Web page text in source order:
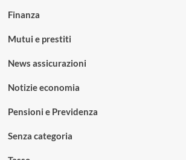
Finanza
Mutui e prestiti
News assicurazioni
Notizie economia
Pensioni e Previdenza
Senza categoria